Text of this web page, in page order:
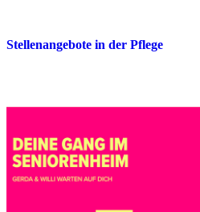
Stellenangebote in der Pflege